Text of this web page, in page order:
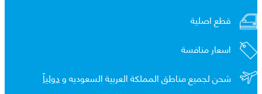
قطع اصلية
اسعار منافسة
شحن لجميع مناطق المملكة العربية السعوديه ودولياً